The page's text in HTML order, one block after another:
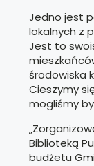
Jedno jest
lokalnych z
Jest to
środowiska
Cieszymy
mogliśmy
Biblioteką
budżetu